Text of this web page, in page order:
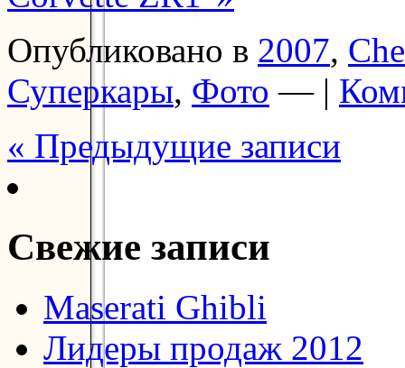
Опубликовано в 2007,
Суперкары, Фото — |
« Предыдущие записи
Свежие записи
Maserati Ghibli
Лидеры продаж 2012